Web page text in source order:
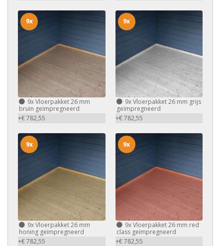
9xVloerpakket 26 mm
bruin geïmpregneerd
+€ 782,55
9x
9xVloerpakket 26 mm grijs
geïmpregneerd
+€ 782,55
9x
9xVloerpakket 26 mm
honing geïmpregneerd
+€ 782,55
9x
9xVloerpakket 26 mm red
class geïmpregneerd
+€ 782,55
9x